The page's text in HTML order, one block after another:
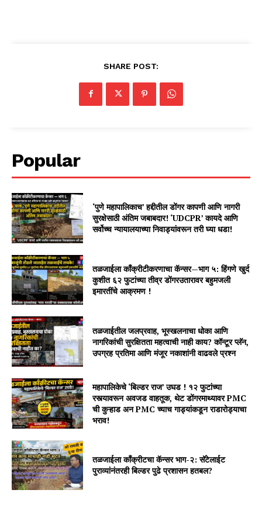
SHARE POST:
Popular
‘पुणे महापालिकाच’ हद्दीतील डोंगर कापणी आणि नागरी
सुरक्षेसाठी अंतिम जबाबदार! ‘UDCPR’ कायदे आणि
सर्वोच्च न्यायालयाच्या निवाड्यांवरून तरी घ्या धडा!
तळजाईला काँक्रीटीकरणाचा कॅन्सर—भाग ५: हिंगणे खुर्द
कुशीत ६२ फुटांच्या तीव्र डोंगरउतारावर बहुमजली
इमारतींचे आक्रमण !
तळजाईतील जलप्रवाह, भूस्खलनाचा धोका आणि
नागरिकांची सुरक्षितता महत्वाची नाही काय? कॉन्टूर प्लॅन,
उपग्रह प्रतिमा आणि मंजूर नकाशांनी वाढवले प्रश्न
महापालिकेचे ‘बिल्डर राज’ उघड ! १२ फुटांच्या
रस्त्यावरून अवजड वाहतूक, थेट डोंगरमाथ्यावर PMC
ची कुऱ्हाड अन PMC च्याच गाड्यांकडून राडारोड्याचा
भराव!
तळजाईला कॉंक्रीटचा कॅन्सर भाग-२: सॅटेलाईट
पुराव्यांनंतरही बिल्डर पुढे प्रशासन हतबल?